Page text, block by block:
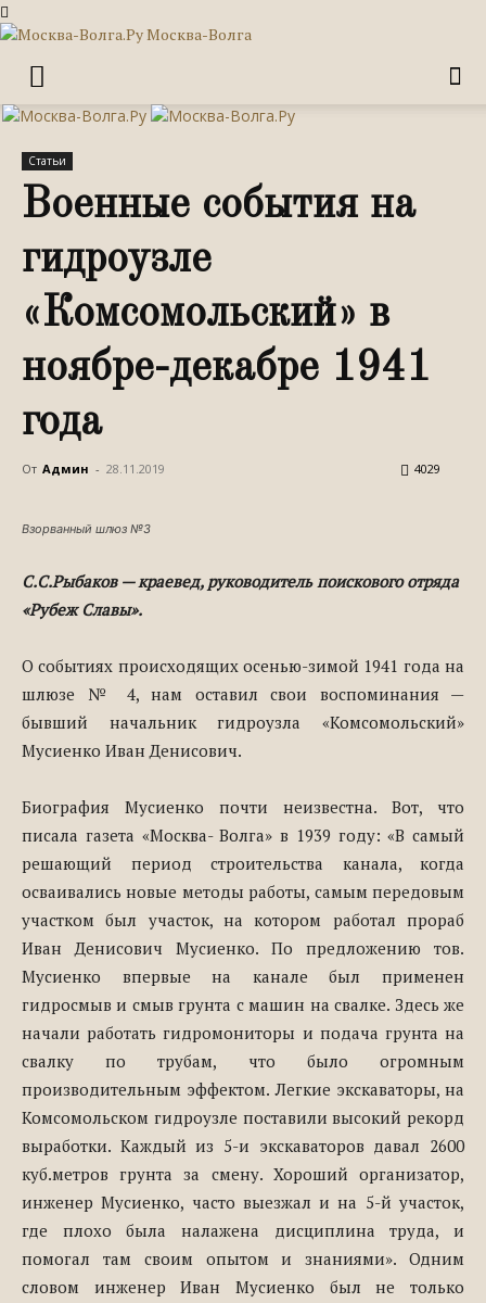
Москва-Волга
Статьи
Военные события на
гидроузле
«Комсомольский» в
ноябре-декабре 1941
года
От Админ - 28.11.2019 4029
Взорванный шлюз №3
С.С.Рыбаков — краевед, руководитель поискового отряда
«Рубеж Славы».
О событиях происходящих осенью-зимой 1941 года на
шлюзе № 4, нам оставил свои воспоминания —
бывший начальник гидроузла «Комсомольский»
Мусиенко Иван Денисович.
Биография Мусиенко почти неизвестна. Вот, что
писала газета «Москва- Волга» в 1939 году: «В самый
решающий период строительства канала, когда
осваивались новые методы работы, самым передовым
участком был участок, на котором работал прораб
Иван Денисович Мусиенко. По предложению тов.
Мусиенко впервые на канале был применен
гидросмыв и смыв грунта с машин на свалке. Здесь же
начали работать гидромониторы и подача грунта на
свалку по трубам, что было огромным
производительным эффектом. Легкие экскаваторы, на
Комсомольском гидроузле поставили высокий рекорд
выработки. Каждый из 5-и экскаваторов давал 2600
куб.метров грунта за смену. Хороший организатор,
инженер Мусиенко, часто выезжал и на 5-й участок,
где плохо была налажена дисциплина труда, и
помогал там своим опытом и знаниями». Одним
словом инженер Иван Мусиенко был не только